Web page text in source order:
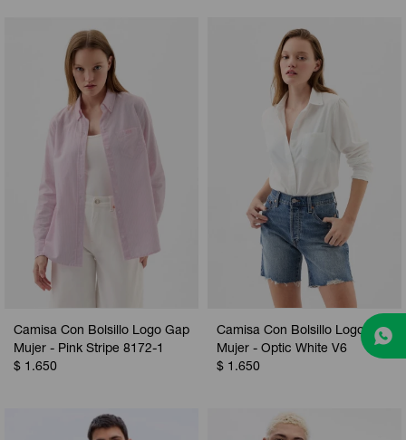
Camisa Con Bolsillo Logo Gap
Mujer - Pink Stripe 8172-1
$ 1.650
Camisa Con Bolsillo Logo Gap
Mujer - Optic White V6
$ 1.650